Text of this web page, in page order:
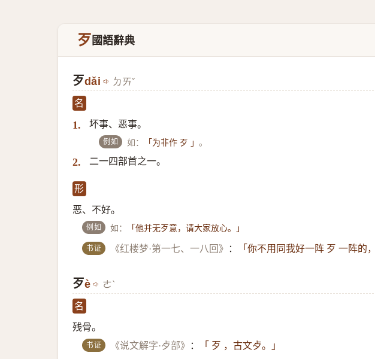
歹國語辭典
歹dǎi ㄉㄞˇ
名
1. 坏事、恶事。
例如 如： 「为非作 歹 」。
2. 二一四部首之一。
形
恶、不好。
例如 如： 「他并无歹意，请大家放心。」
书证 《红楼梦·第一七、一八回》 ： 「你不用同我好一阵 歹 一阵的
歹è ㄜˋ
名
残骨。
书证 《说文解字·歺部》 ：
「 歹 ，古文歺。」